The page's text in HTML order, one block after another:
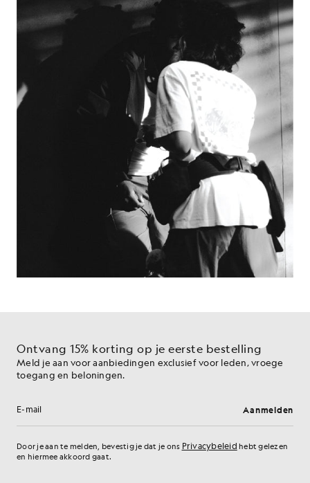
Ontvang 15% korting op je eerste bestelling
Meld je aan voor aanbiedingen exclusief voor leden, vroege
toegang en beloningen.
E-mailadres Aanmelden
Door je aan te melden, bevestig je dat je ons Privacybeleid hebt gelezen
en hiermee akkoord gaat.